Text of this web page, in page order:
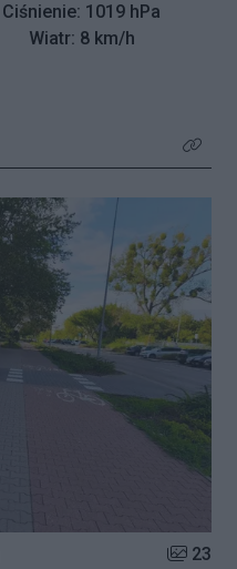
Ciśnienie: 1019 hPa
Wiatr: 8 km/h
Kliknij
Liczba
23